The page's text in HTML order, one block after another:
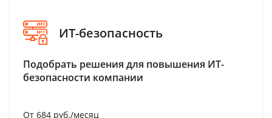
ИТ-безопасность
Подобрать решения для повышения ИТ-
безопасности компании
От 684 руб./месяц